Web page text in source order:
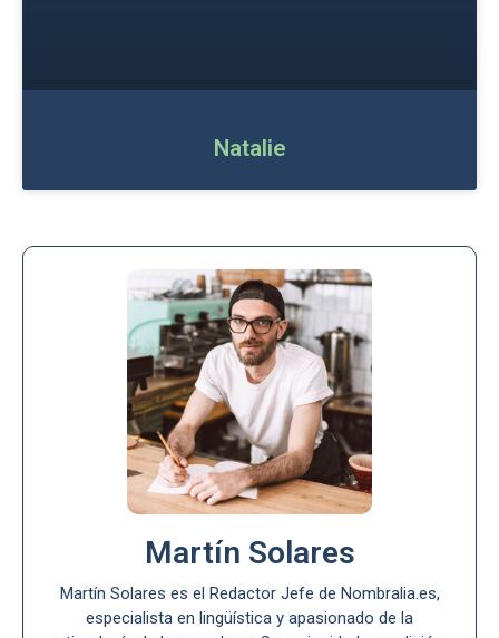
Natalie
Martín Solares
Martín Solares es el Redactor Jefe de Nombralia.es,
especialista en lingüística y apasionado de la